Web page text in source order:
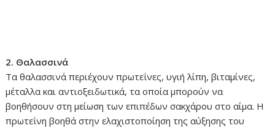
2. Θαλασσινά
Τα θαλασσινά περιέχουν πρωτεΐνες, υγιή λίπη, βιταμίνες,
μέταλλα και αντιοξειδωτικά, τα οποία μπορούν να
βοηθήσουν στη μείωση των επιπέδων σακχάρου στο αίμα. Η
πρωτεΐνη βοηθά στην ελαχιστοποίηση της αύξησης του